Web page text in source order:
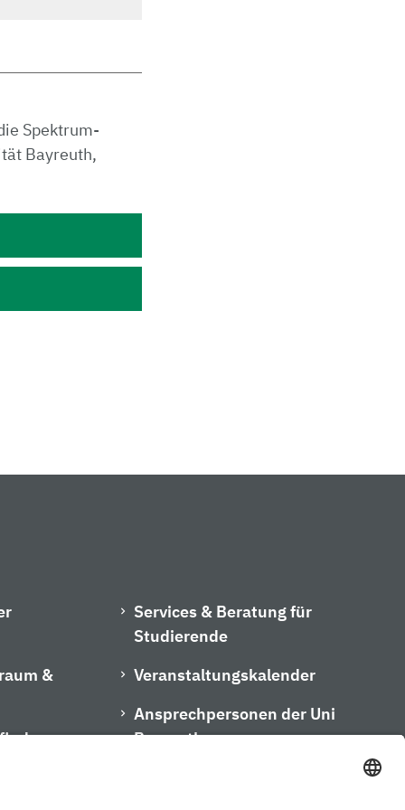
Spektrum-
Bayreuth,
&
Services & Beratung für
Studierende
Veranstaltungskalender
Ansprechpersonen der Uni
Bayreuth